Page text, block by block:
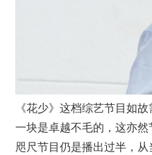
《花少》这档综艺节目如
一块是卓越不毛的，这亦然
咫尺节目仍是播出过半，